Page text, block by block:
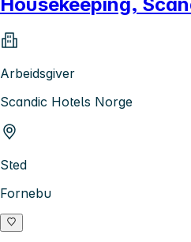
Arbeidsgiver
Scandic Hotels Norge
Sted
Fornebu